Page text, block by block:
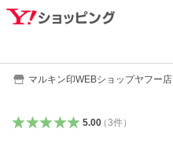
マルキン印WEBショップヤフー店
5.00（3件）